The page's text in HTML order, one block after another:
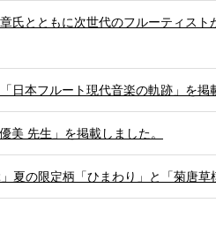
氏とともに次世代のフルーティス
日本フルート現代音楽の軌跡」を掲
美 先生」を掲載しました。
夏の限定柄「ひまわり」と「菊唐草